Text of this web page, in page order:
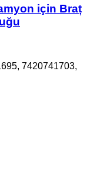
için Braț
7420741703,